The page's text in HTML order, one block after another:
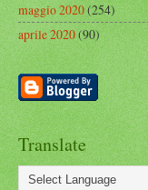
maggio 2020(254)
aprile 2020(90)
Translate